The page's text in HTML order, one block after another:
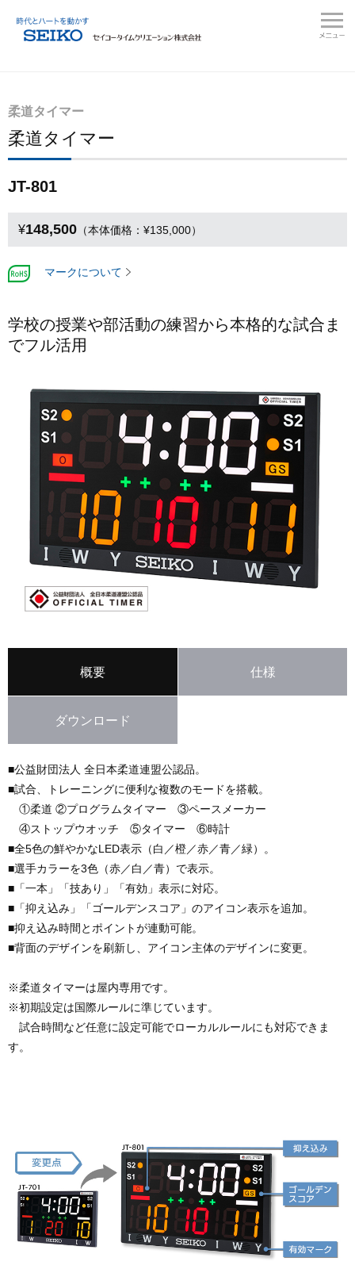
柔道タイマー
柔道タイマー
JT-801
¥148,500 （本体価格：¥135,000）
マークについて
学校の授業や部活動の練習から本格的な試合ま
でフル活用
概要 仕様
ダウンロード
■公益財団法人 全日本柔道連盟公認品。
■試合、トレーニングに便利な複数のモードを搭載。
①柔道 ②プログラムタイマー ③ペースメーカー
④ストップウオッチ ⑤タイマー ⑥時計
■全5色の鮮やかなLED表示（白／橙／赤／青／緑）。
■選手カラーを3色（赤／白／青）で表示。
■「一本」「技あり」「有効」表示に対応。
■「抑え込み」「ゴールデンスコア」のアイコン表示を追加。
■抑え込み時間とポイントが連動可能。
■背面のデザインを刷新し、アイコン主体のデザインに変更。
※柔道タイマーは屋内専用です。
※初期設定は国際ルールに準じています。
試合時間など任意に設定可能でローカルルールにも対応できま
す。